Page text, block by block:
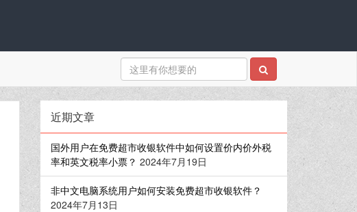
近期文章
国外用户在免费超市收银软件中如何设置价内价外税
率和英文税率小票？ 2024年7月19日
非中文电脑系统用户如何安装免费超市收银软件？
2024年7月13日